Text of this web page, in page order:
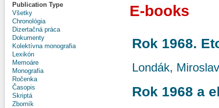
Publication Type
Všetky
Chronológia
Dizertačná práca
Dokumenty
Kolektívna monografia
Lexikón
Memoáre
Monografia
Ročenka
Časopis
Skriptá
Zborník
E-books
Rok 1968.
Londák, Miroslav
Rok 1968 a